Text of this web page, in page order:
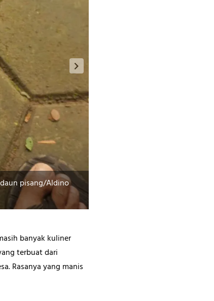
pisang/Aldino
banyak kuliner
terbuat dari
Rasanya yang manis